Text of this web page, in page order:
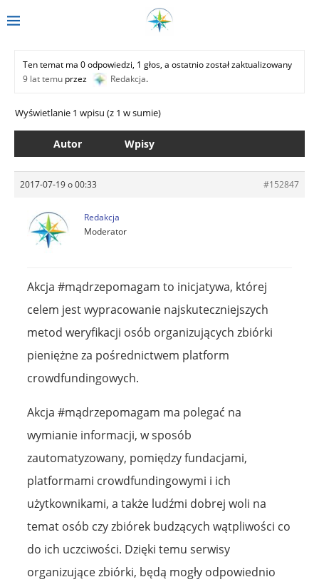
Ten temat ma 0 odpowiedzi, 1 głos, a ostatnio został zaktualizowany
9 lat temu przez Redakcja.
Wyświetlanie 1 wpisu (z 1 w sumie)
Autor Wpisy
2017-07-19 o 00:33 #152847
Redakcja
Moderator
Akcja #mądrzepomagam to inicjatywa, której
celem jest wypracowanie najskuteczniejszych
metod weryfikacji osób organizujących zbiórki
pieniężne za pośrednictwem platform
crowdfundingowych.
Akcja #mądrzepomagam ma polegać na
wymianie informacji, w sposób
zautomatyzowany, pomiędzy fundacjami,
platformami crowdfundingowymi i ich
użytkownikami, a także ludźmi dobrej woli na
temat osób czy zbiórek budzących wątpliwości co
do ich uczciwości. Dzięki temu serwisy
organizujące zbiórki, będą mogły odpowiednio